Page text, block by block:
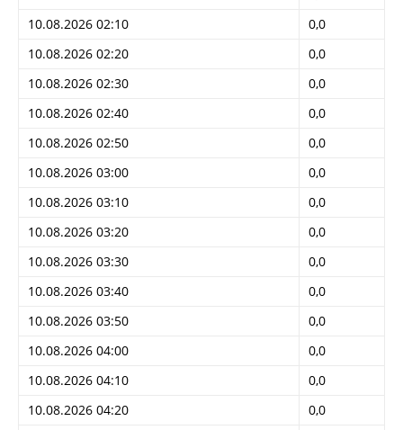
10.08.2026 02:10
0,0
10.08.2026 02:20
0,0
10.08.2026 02:30
0,0
10.08.2026 02:40
0,0
10.08.2026 02:50
0,0
10.08.2026 03:00
0,0
10.08.2026 03:10
0,0
10.08.2026 03:20
0,0
10.08.2026 03:30
0,0
10.08.2026 03:40
0,0
10.08.2026 03:50
0,0
10.08.2026 04:00
0,0
10.08.2026 04:10
0,0
10.08.2026 04:20
0,0